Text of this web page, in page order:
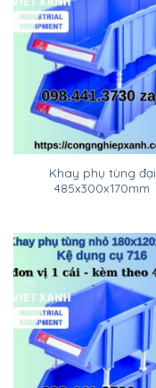
Khay phụ tùng đại
485x300x170mm